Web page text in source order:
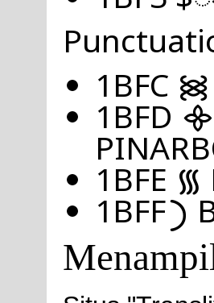
1BFC ᯼
1BFD
1BFE ᯾
1BFF ᯿